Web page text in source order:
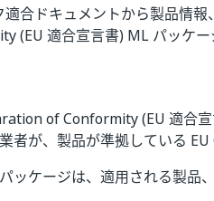
適合ドキュメントから製品情
(EU 適合宣言書) ML パッケー
of Conformity (EU 適合
者が、製品が準拠している
ッケージは、適用される製品